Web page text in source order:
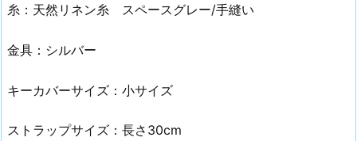
糸：天然リネン糸 スペースグレー/手縫い
金具：シルバー
キーカバーサイズ：小サイズ
ストラップサイズ：長さ30cm